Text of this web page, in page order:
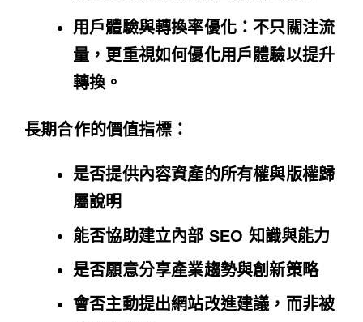
用戶體驗與轉換率優化：不只關注流
量，更重視如何優化用戶體驗以提升
轉換。
長期合作的價值指標：
是否提供內容資產的所有權與版權歸
屬說明
能否協助建立內部 SEO 知識與能力
是否願意分享產業趨勢與創新策略
會否主動提出網站改進建議，而非被